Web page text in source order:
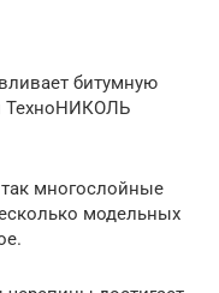
битумную
ТехноНИКОЛЬ
многослойные
модельных